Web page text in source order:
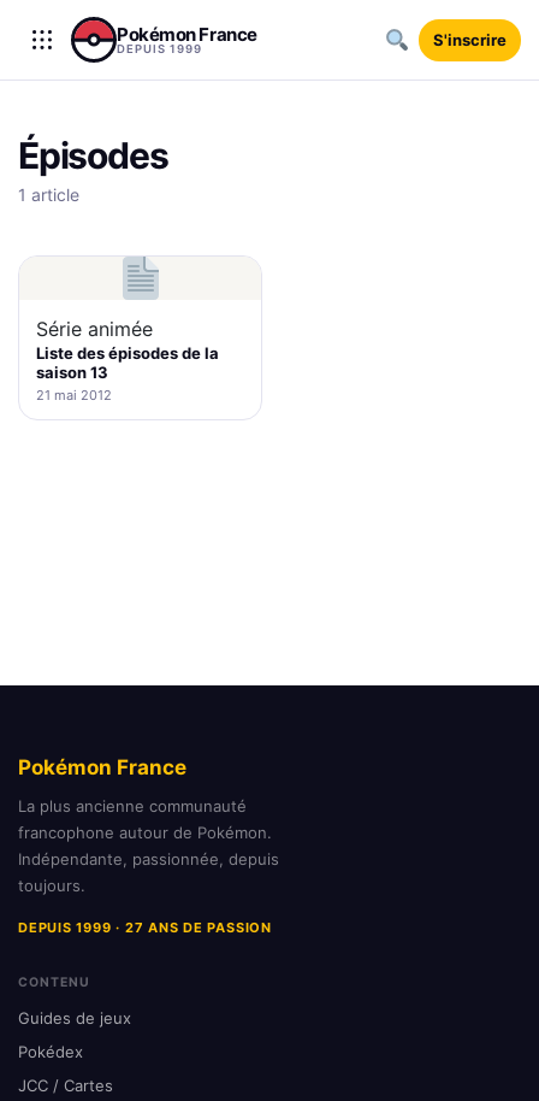
Aller au contenu
Pokémon France
DEPUIS 1999 S'inscrire
Épisodes
1 article
Série animée
Liste des épisodes de la
saison 13
21 mai 2012
Pokémon France
La plus ancienne communauté
francophone autour de Pokémon.
Indépendante, passionnée, depuis
toujours.
DEPUIS 1999 · 27 ANS DE PASSION
CONTENU
Guides de jeux
Pokédex
JCC / Cartes